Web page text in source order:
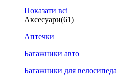
Показати всі
Аксесуари(61)
Аптечки
Багажники авто
Багажники для велосипеда